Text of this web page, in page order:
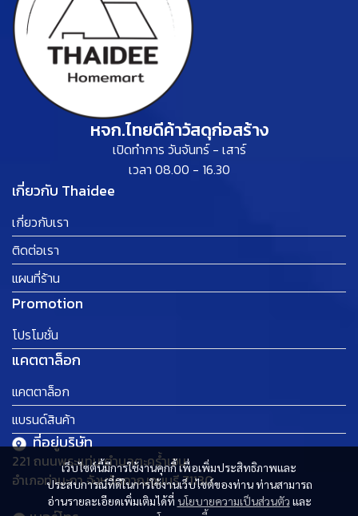
เว็บไซต์นี้มีการใช้งานคุกกี้ เพื่อเพิ่มประสิทธิภาพและ
ประสบการณ์ที่ดีในการใช้งานเว็บไซต์ของท่าน ท่านสามารถ
อ่านรายละเอียดเพิ่มเติมได้ที่ นโยบายความเป็นส่วนตัว และ
หจก.ไทยดีค้าวัสดุก่อสร้าง
เปิดทำการ วันจันทร์ - เสาร์
เวลา 08.00 - 16.30
เกี่ยวกับ Thaidee
เกี่ยวกับเรา
ติดต่อเรา
แผนที่ร้าน
Promotion
โปรโมชั่น
แคตตาล็อก
แคตตาล็อก
แบรนด์สินค้า
ที่อยู่บริษัท
221 ถนนพระแท่น ตำบลตะคร้ำเอน
อำเภอท่ามะกา จังหวัดกาญจนบุรี 71130